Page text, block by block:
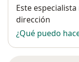
Disponibilidad
Este
dirección
¿Qué puedo